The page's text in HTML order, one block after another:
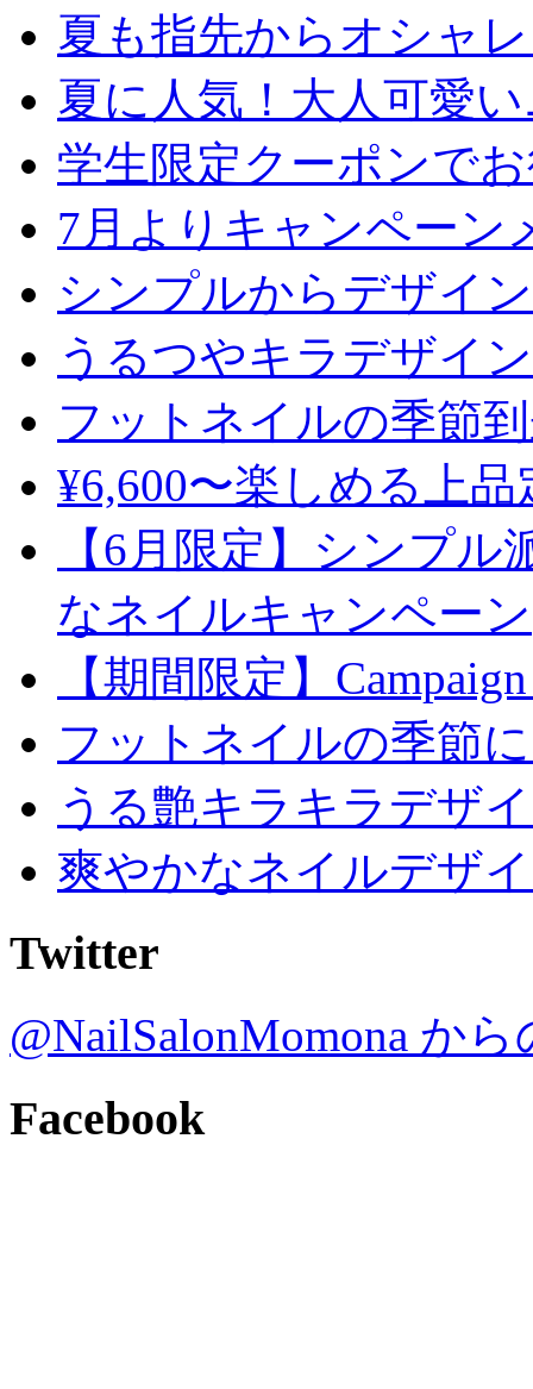
夏も指先からオシャ
夏に人気！大人可愛
学生限定クーポンで
7月よりキャンペーン
シンプルからデザイ
うるつやキラデザイン
フットネイルの季節
¥6,600〜楽しめる上
【6月限定】シンプ
なネイルキャンペーン
【期間限定】
フットネイルの季節
うる艶キラキラデザ
爽やかなネイルデザ
Twitter
@NailSalonMomona か
Facebook